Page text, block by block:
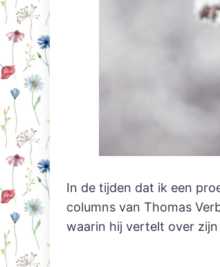
In de tijden dat ik een
columns van Thomas
waarin hij vertelt over